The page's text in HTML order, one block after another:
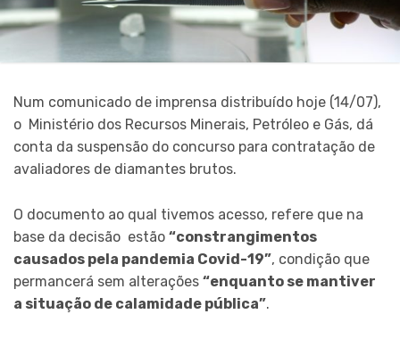
Num comunicado de imprensa distribuído hoje (14/07),
o Ministério dos Recursos Minerais, Petróleo e Gás, dá
conta da suspensão do concurso para contratação de
avaliadores de diamantes brutos.
O documento ao qual tivemos acesso, refere que na
base da decisão estão “constrangimentos
causados pela pandemia Covid-19”, condição que
permancerá sem alterações “enquanto se mantiver
a situação de calamidade pública”.